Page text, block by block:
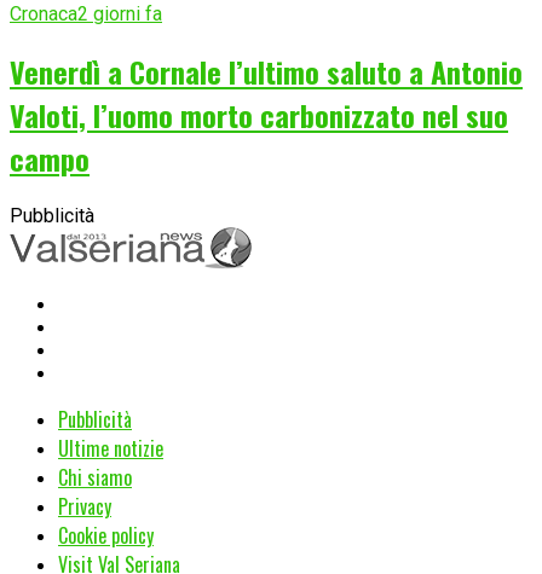
Cronaca2 giorni fa
Venerdì a Cornale l’ultimo saluto a Antonio
Valoti, l’uomo morto carbonizzato nel suo
campo
Pubblicità
Pubblicità
Ultime notizie
Chi siamo
Privacy
Cookie policy
Visit Val Seriana